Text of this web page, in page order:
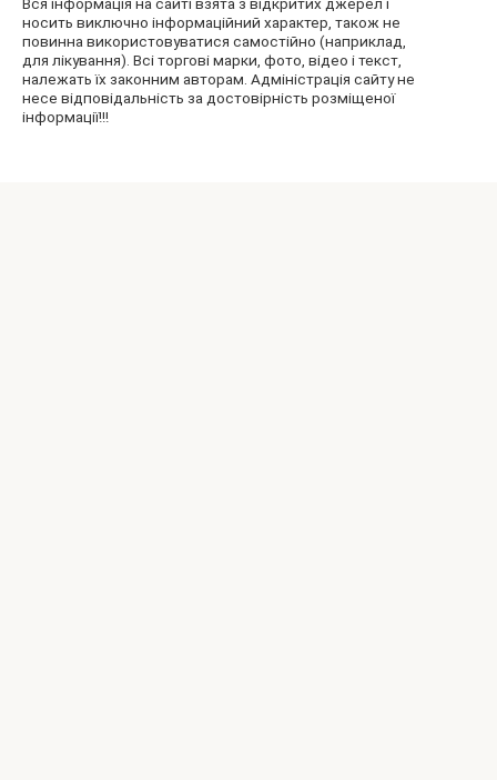
носить виключно інформаційний характер, також не
повинна використовуватися самостійно (наприклад,
для лікування). Всі торгові марки, фото, відео і текст,
належать їх законним авторам. Адміністрація сайту не
несе відповідальність за достовірність розміщеної
інформації!!!